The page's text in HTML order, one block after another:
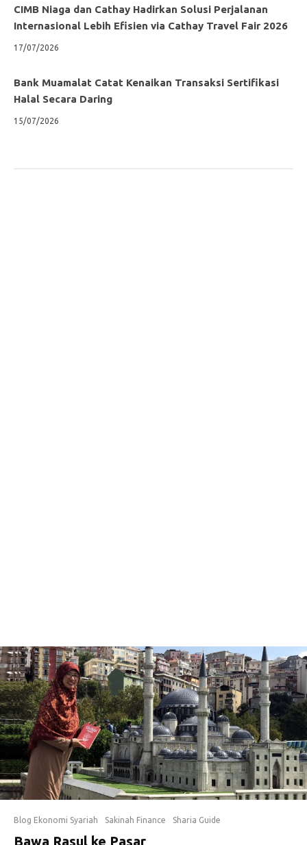
CIMB Niaga dan Cathay Hadirkan Solusi Perjalanan
Internasional Lebih Efisien via Cathay Travel Fair 2026
17/07/2026
Bank Muamalat Catat Kenaikan Transaksi Sertifikasi
Halal Secara Daring
15/07/2026
Blog Ekonomi Syariah Sakinah Finance Sharia Guide
Bawa Rasul ke Pasar